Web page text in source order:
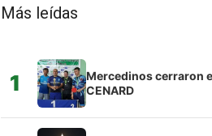
Más leídas
1
Mercedinos cerraron
CENARD